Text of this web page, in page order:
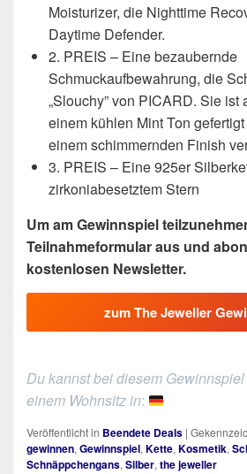
Moisturizer, die Nighttime
Daytime Defender.
2. PREIS – Eine bezaubernde
Schmuckaufbewahrung, die
„Slouchy” von PICARD. Sie
einem kühlen Mint Ton
einem schimmernden Finish
3. PREIS – Eine 925er
zirkoniabesetztem Stern
Um am Gewinnspiel
Teilnahmeformular aus und
kostenlosen Newsletter.
zum The Jeweller
Du kannst bei diesem
einem Wohnsitz in:
Veröffentlicht in Beendete Deals |
gewinnen, Gewinnspiel, Kette, Kosmetik,
Schnäppchengans, Silber, the jeweller